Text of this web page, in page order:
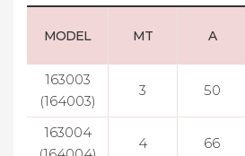
MODEL MT A
163003
(164003)
3 50
163004
4 66